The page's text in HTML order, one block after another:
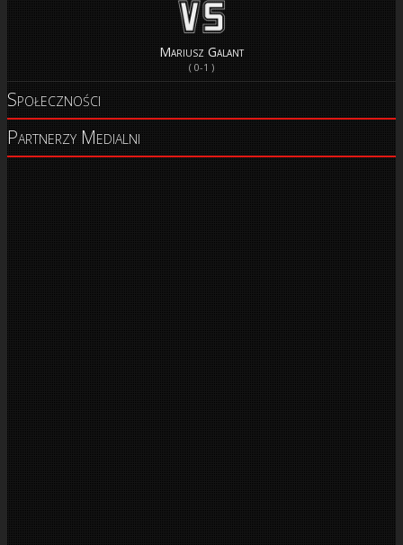
Mariusz Galant
( 0-1 )
Społeczności
Partnerzy Medialni